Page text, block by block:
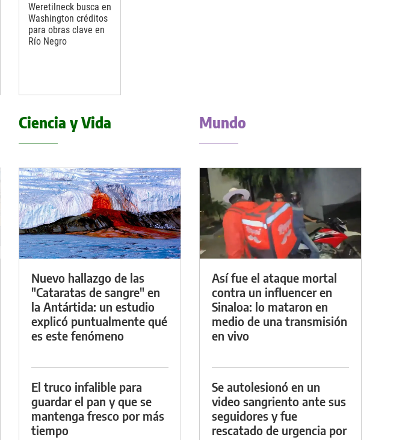
Weretilneck busca en
Washington créditos
para obras clave en
Río Negro
Ciencia y Vida
Nuevo hallazgo de las
"Cataratas de sangre" en
la Antártida: un estudio
explicó puntualmente qué
es este fenómeno
El truco infalible para
guardar el pan y que se
mantenga fresco por más
tiempo
Mundo
Así fue el ataque mortal
contra un influencer en
Sinaloa: lo mataron en
medio de una transmisión
en vivo
Se autolesionó en un
video sangriento ante sus
seguidores y fue
rescatado de urgencia por